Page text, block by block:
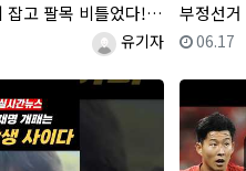
틀었다!"…"경찰, 민노총엔 아무 말도 못하면서!"
등록자유기자
부정선거
등록일
06.17